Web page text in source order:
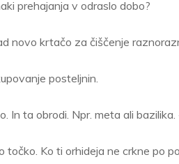
prehajanja v odraslo dobo?
novo krtačo za čiščenje
posteljnin.
In ta obrodi. Npr. meta ali
točko. Ko ti orhideja ne crkne po